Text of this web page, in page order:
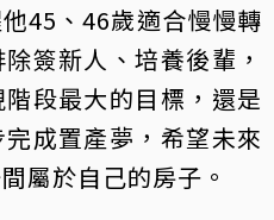
45、46歲適合慢慢轉
簽新人、培養後輩，
階段最大的目標，還是
成置產夢，希望未來
屬於自己的房子。